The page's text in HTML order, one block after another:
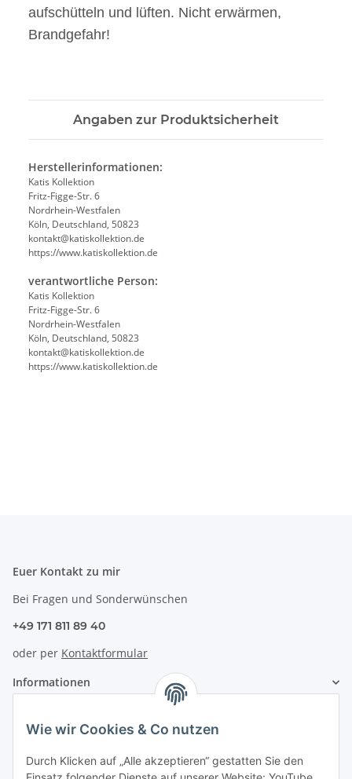
Wie wir Cookies & Co nutzen
Durch Klicken auf „Alle akzeptieren“ gestatten Sie den
aufschütteln und lüften. Nicht erwärmen,
Brandgefahr!
Angaben zur Produktsicherheit
Herstellerinformationen:
Katis Kollektion
Fritz-Figge-Str. 6
Nordrhein-Westfalen
Köln, Deutschland, 50823
kontakt@katiskollektion.de
https://www.katiskollektion.de
verantwortliche Person:
Katis Kollektion
Fritz-Figge-Str. 6
Nordrhein-Westfalen
Köln, Deutschland, 50823
kontakt@katiskollektion.de
https://www.katiskollektion.de
Euer Kontakt zu mir
Bei Fragen und Sonderwünschen
+49 171 811 89 40
oder per Kontaktformular
Informationen
Zahlung & Versand